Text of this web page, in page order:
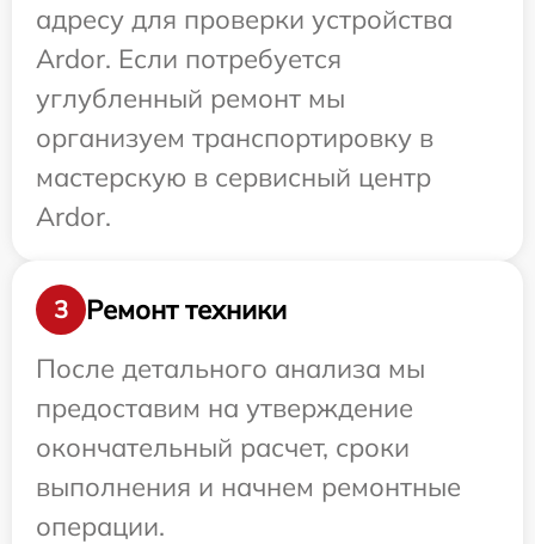
адресу для проверки устройства
Ardor. Если потребуется
углубленный ремонт мы
организуем транспортировку в
мастерскую в сервисный центр
Ardor.
3
Ремонт техники
После детального анализа мы
предоставим на утверждение
окончательный расчет, сроки
выполнения и начнем ремонтные
операции.